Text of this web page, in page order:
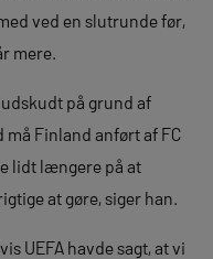
ved en slutrunde før,
mere.
på grund af
Finland anført af FC
lidt længere på at
at gøre, siger han.
UEFA havde sagt, at vi